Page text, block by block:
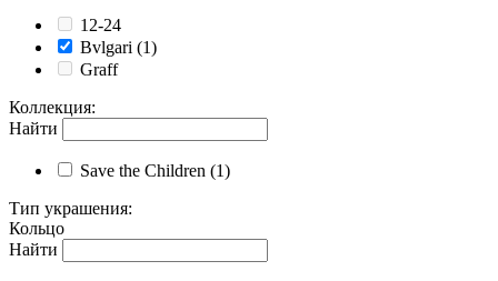
12-24
Bvlgari (1)
Graff
Коллекция:
Найти
Save the Children (1)
Тип украшения:
Кольцо
Найти